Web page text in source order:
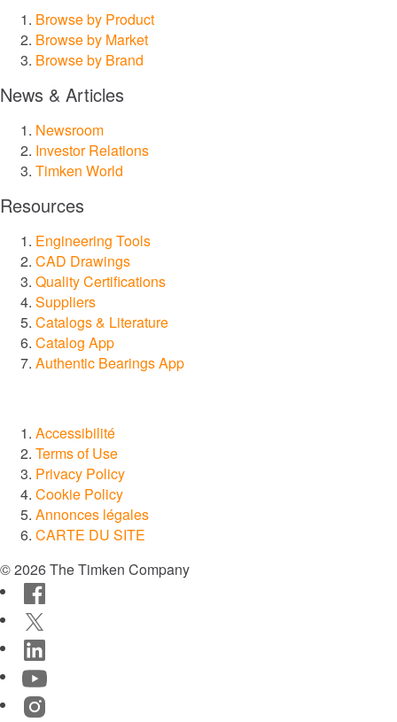
Browse by Product
Browse by Market
Browse by Brand
News & Articles
Newsroom
Investor Relations
Timken World
Resources
Engineering Tools
CAD Drawings
Quality Certifications
Suppliers
Catalogs & Literature
Catalog App
Authentic Bearings App
Accessibilité
Terms of Use
Privacy Policy
Cookie Policy
Annonces légales
CARTE DU SITE
© 2026 The Timken Company
Facebook
Twitter
LinkedIn
YouTube
Instagram